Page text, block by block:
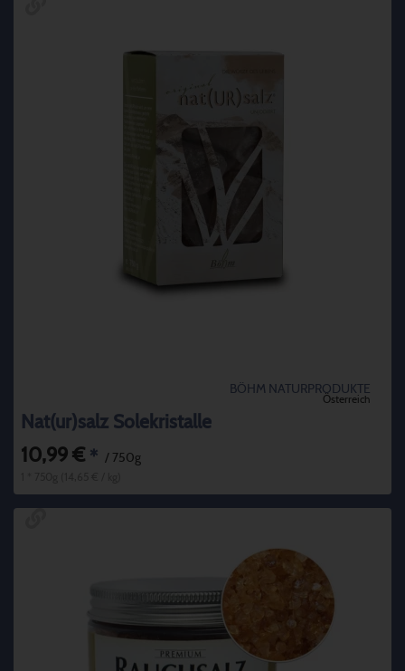
BÖHM NATURPRODUKTE
Österreich
Nat(ur)salz Solekristalle
10,99 € * / 750g